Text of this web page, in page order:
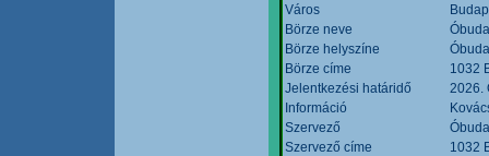
Város
Börze neve
Börze helyszíne
Börze címe
1032
Jelentkezési határidő
2026.
Információ
Szervező
Szervező címe
1032